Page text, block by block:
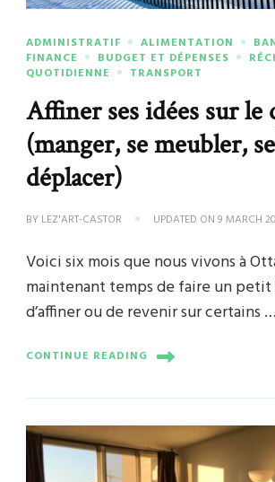
ADMINISTRATIF ALIMENTATION
FINANCE
BUDGET ET DÉPENSES
QUOTIDIENNE
TRANSPORT
Affiner ses idées sur
(manger, se meubler, se
déplacer)
BY LEZ'ART-CASTOR UPDATED ON 9 MARCH
Voici six mois que nous vivons à
maintenant temps de faire un petit
d’affiner ou de revenir sur certains …
CONTINUE READING